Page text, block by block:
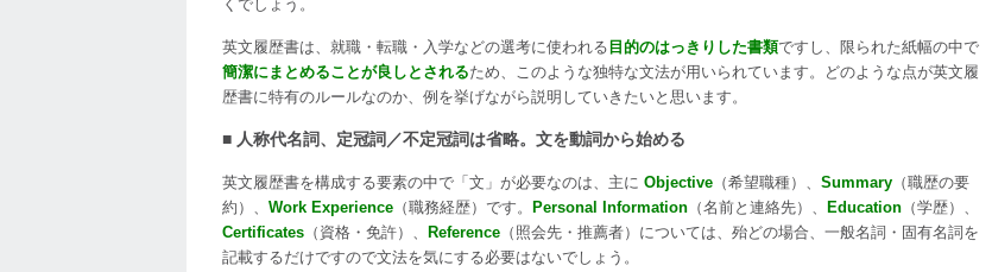
くでしょう。
英文履歴書は、就職・転職・入学などの選考に使われる 目的のはっきりした書類ですし、限られた紙幅の中で
簡潔にまとめることが良しとされるため、このような独特な文法が用いられています。どのような点が英文履
歴書に特有のルールなのか、例を挙げながら説明していきたいと思います。
■ 人称代名詞、定冠詞／不定冠詞は省略。文を動詞から始める
英文履歴書を構成する要素の中で「文」が必要なのは、主に Objective （希望職種）、 Summary （職歴の要
約）、 Work Experience （職務経歴）です。 Personal Information （名前と連絡先）、 Education （学歴）、
Certificates （資格・免許）、 Reference （照会先・推薦者）については、殆どの場合、一般名詞・固有名詞を
記載するだけですので文法を気にする必要はないでしょう。